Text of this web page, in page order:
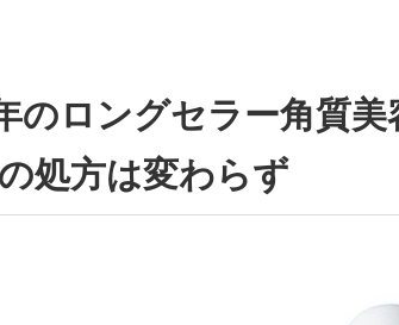
のロングセラー角質
処方は変わらず